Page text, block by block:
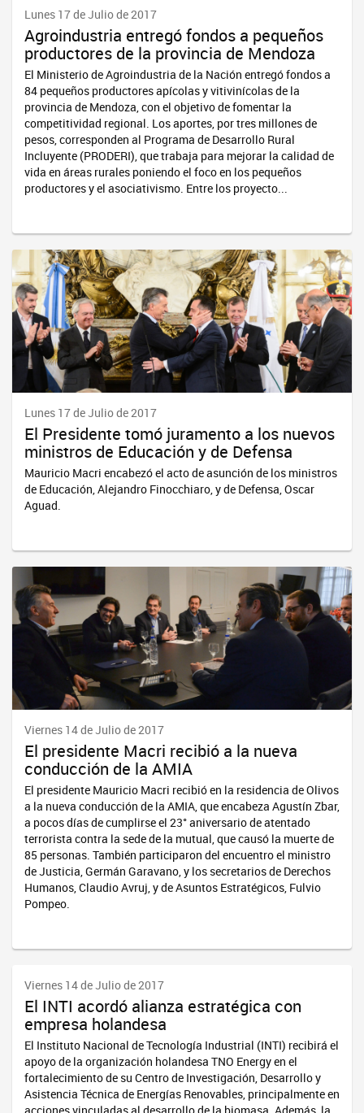
Lunes 17 de Julio de 2017
Agroindustria entregó fondos a pequeños
productores de la provincia de Mendoza
El Ministerio de Agroindustria de la Nación entregó fondos a
84 pequeños productores apícolas y vitivinícolas de la
provincia de Mendoza, con el objetivo de fomentar la
competitividad regional. Los aportes, por tres millones de
pesos, corresponden al Programa de Desarrollo Rural
Incluyente (PRODERI), que trabaja para mejorar la calidad de
vida en áreas rurales poniendo el foco en los pequeños
productores y el asociativismo. Entre los proyecto...
Lunes 17 de Julio de 2017
El Presidente tomó juramento a los nuevos
ministros de Educación y de Defensa
Mauricio Macri encabezó el acto de asunción de los ministros
de Educación, Alejandro Finocchiaro, y de Defensa, Oscar
Aguad.
Viernes 14 de Julio de 2017
El presidente Macri recibió a la nueva
conducción de la AMIA
El presidente Mauricio Macri recibió en la residencia de Olivos
a la nueva conducción de la AMIA, que encabeza Agustín Zbar,
a pocos días de cumplirse el 23° aniversario de atentado
terrorista contra la sede de la mutual, que causó la muerte de
85 personas. También participaron del encuentro el ministro
de Justicia, Germán Garavano, y los secretarios de Derechos
Humanos, Claudio Avruj, y de Asuntos Estratégicos, Fulvio
Pompeo.
Viernes 14 de Julio de 2017
El INTI acordó alianza estratégica con
empresa holandesa
El Instituto Nacional de Tecnología Industrial (INTI) recibirá el
apoyo de la organización holandesa TNO Energy en el
fortalecimiento de su Centro de Investigación, Desarrollo y
Asistencia Técnica de Energías Renovables, principalmente en